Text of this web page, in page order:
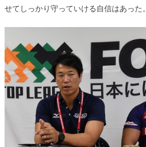
せてしっかり守っていける自信はあった。